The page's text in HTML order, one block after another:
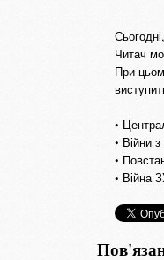
Читач
При
•
• Війни
•
• Війна